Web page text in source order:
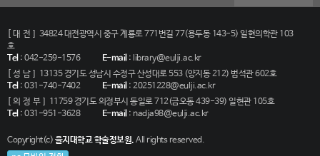
[대전]
34824 대전광역시 중구 계룡로 771번길 77(용두동 143-5) 일현의학관 103
호
Tel: 042-259-1576 E-mail: library@eulji.ac.kr
[성남]
13135 경기도 성남시 수정구 산성대로 553 (양지동 212) 범석관 602호
Tel: 031-740-7402 E-mail: 20251228@eulji.ac.kr
[의정부]
11759 경기도 의정부시 동일로 712(금오동 439-39) 일현관 105호
Tel: 031-951-3628 E-mail: nadja98@eulji.ac.kr
Copyright(c) 을지대학교 학술정보원. All rights reserved.